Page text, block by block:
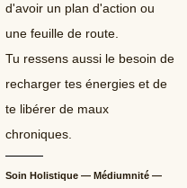
d'avoir un plan d'action ou
une feuille de route.
Tu ressens aussi le besoin de
recharger tes énergies et de
te libérer de maux
chroniques.
Soin Holistique — Médiumnité —